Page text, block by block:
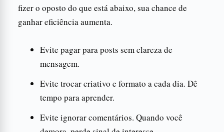
fizer o oposto do que está abaixo, sua chance de
ganhar eficiência aumenta.
Evite pagar para posts sem clareza de
mensagem.
Evite trocar criativo e formato a cada dia. Dê
tempo para aprender.
Evite ignorar comentários. Quando você